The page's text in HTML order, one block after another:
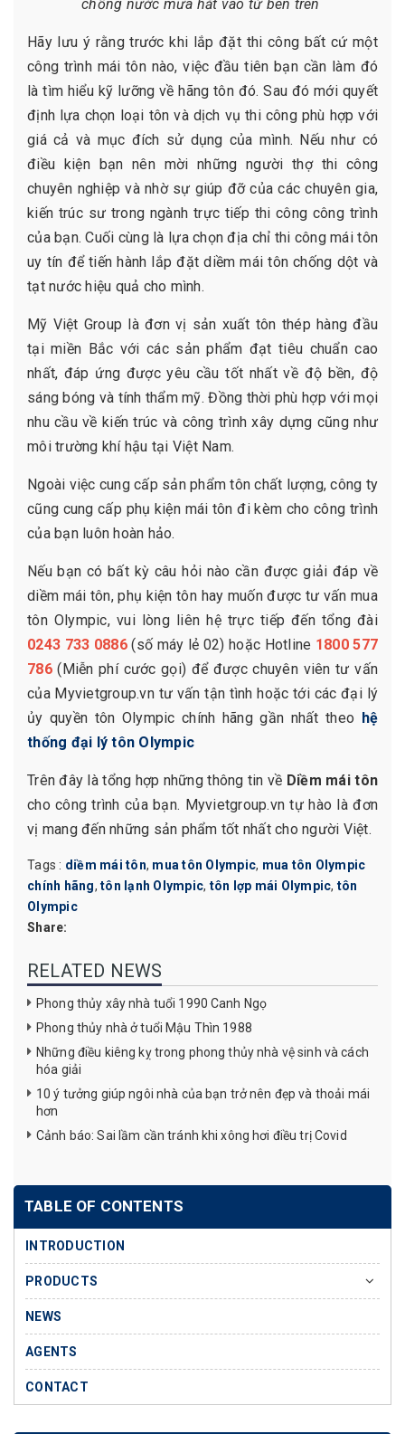
chống nước mưa hắt vào từ bên trên
Hãy lưu ý rằng trước khi lắp đặt thi công bất cứ một
công trình mái tôn nào, việc đầu tiên bạn cần làm đó
là tìm hiểu kỹ lưỡng về hãng tôn đó. Sau đó mới quyết
định lựa chọn loại tôn và dịch vụ thi công phù hợp với
giá cả và mục đích sử dụng của mình. Nếu như có
điều kiện bạn nên mời những người thợ thi công
chuyên nghiệp và nhờ sự giúp đỡ của các chuyên gia,
kiến trúc sư trong ngành trực tiếp thi công công trình
của bạn. Cuối cùng là lựa chọn địa chỉ thi công mái tôn
uy tín để tiến hành lắp đặt diềm mái tôn chống dột và
tạt nước hiệu quả cho mình.
Mỹ Việt Group là đơn vị sản xuất tôn thép hàng đầu
tại miền Bắc với các sản phẩm đạt tiêu chuẩn cao
nhất, đáp ứng được yêu cầu tốt nhất về độ bền, độ
sáng bóng và tính thẩm mỹ. Đồng thời phù hợp với mọi
nhu cầu về kiến trúc và công trình xây dựng cũng như
môi trường khí hậu tại Việt Nam.
Ngoài việc cung cấp sản phẩm tôn chất lượng, công ty
cũng cung cấp phụ kiện mái tôn đi kèm cho công trình
của bạn luôn hoàn hảo.
Nếu bạn có bất kỳ câu hỏi nào cần được giải đáp về
diềm mái tôn, phụ kiện tôn hay muốn được tư vấn mua
tôn Olympic, vui lòng liên hệ trực tiếp đến tổng đài
0243 733 0886(số máy lẻ 02) hoặc Hotline 1800 577
786(Miễn phí cước gọi) để được chuyên viên tư vấn
của Myvietgroup.vn tư vấn tận tình hoặc tới các đại lý
ủy quyền tôn Olympic chính hãng gần nhất theo
hệ
thống đại lý tôn Olympic
Trên đây là tổng hợp những thông tin về Diềm mái tôn
cho công trình của bạn. Myvietgroup.vn tự hào là đơn
vị mang đến những sản phẩm tốt nhất cho người Việt.
Tags : diềm mái tôn, mua tôn Olympic, mua tôn Olympic
chính hãng, tôn lạnh Olympic, tôn lợp mái Olympic, tôn
Olympic
Share:
RELATED NEWS
Phong thủy xây nhà tuổi 1990 Canh Ngọ
Phong thủy nhà ở tuổi Mậu Thìn 1988
Những điều kiêng kỵ trong phong thủy nhà vệ sinh và cách
hóa giải
10 ý tưởng giúp ngôi nhà của bạn trở nên đẹp và thoải mái
hơn
Cảnh báo: Sai lầm cần tránh khi xông hơi điều trị Covid
TABLE OF CONTENTS
INTRODUCTION
PRODUCTS
NEWS
AGENTS
CONTACT